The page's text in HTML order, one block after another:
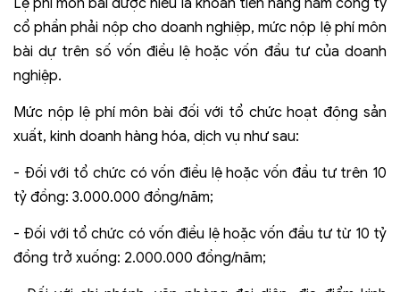
Lệ phí môn bài được hiểu là khoản tiền hàng năm công ty
cổ phần phải nộp cho doanh nghiệp, mức nộp lệ phí môn
bài dự trên số vốn điều lệ hoặc vốn đầu tư của doanh
nghiệp.
Mức nộp lệ phí môn bài đối với tổ chức hoạt động sản
xuất, kinh doanh hàng hóa, dịch vụ như sau:
- Đối với tổ chức có vốn điều lệ hoặc vốn đầu tư trên 10
tỷ đồng: 3.000.000 đồng/năm;
- Đối với tổ chức có vốn điều lệ hoặc vốn đầu tư từ 10 tỷ
đồng trở xuống: 2.000.000 đồng/năm;